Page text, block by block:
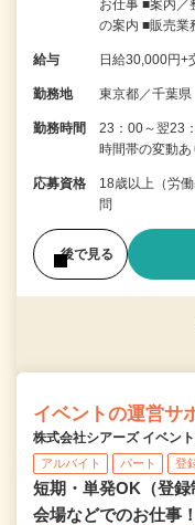
お仕事 ■案内／
の案内 ■販売業
給与 日給30,000円
勤務地 東京都／千葉県
勤務時間
23：00～翌23
時間帯の変動
応募資格
18歳以上（労
問
後で見る
イベントの運営サ
株式会社シアーズ イベン
アルバイト パート 登
短期・単発OK（登
会場などでのお仕事